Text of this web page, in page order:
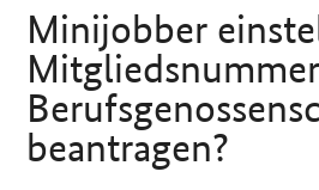
Minijobber
beantragen?